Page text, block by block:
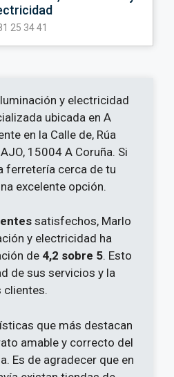
25 34 41
y electricidad
ubicada en A
en la Calle de, Rúa
15004 A Coruña. Si
ferretería cerca de tu
excelente opción.
satisfechos, Marlo
y electricidad ha
de 4,2 sobre 5. Esto
de sus servicios y la
clientes.
que más destacan
amable y correcto del
Es de agradecer que en